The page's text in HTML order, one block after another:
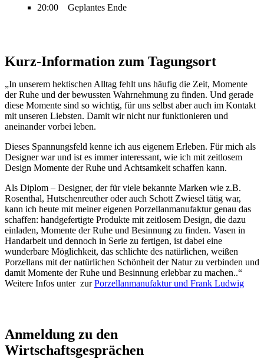
20:00 Geplantes Ende
Kurz-Information zum Tagungsort
„In unserem hektischen Alltag fehlt uns häufig die Zeit, Momente
der Ruhe und der bewussten Wahrnehmung zu finden. Und gerade
diese Momente sind so wichtig, für uns selbst aber auch im Kontakt
mit unseren Liebsten. Damit wir nicht nur funktionieren und
aneinander vorbei leben.
Dieses Spannungsfeld kenne ich aus eigenem Erleben. Für mich als
Designer war und ist es immer interessant, wie ich mit zeitlosem
Design Momente der Ruhe und Achtsamkeit schaffen kann.
Als Diplom – Designer, der für viele bekannte Marken wie z.B.
Rosenthal, Hutschenreuther oder auch Schott Zwiesel tätig war,
kann ich heute mit meiner eigenen Porzellanmanufaktur genau das
schaffen: handgefertigte Produkte mit zeitlosem Design, die dazu
einladen, Momente der Ruhe und Besinnung zu finden. Vasen in
Handarbeit und dennoch in Serie zu fertigen, ist dabei eine
wunderbare Möglichkeit, das schlichte des natürlichen, weißen
Porzellans mit der natürlichen Schönheit der Natur zu verbinden und
damit Momente der Ruhe und Besinnung erlebbar zu machen..“
Weitere Infos unter zurPorzellanmanufaktur und Frank Ludwig
Anmeldung zu den
Wirtschaftsgesprächen